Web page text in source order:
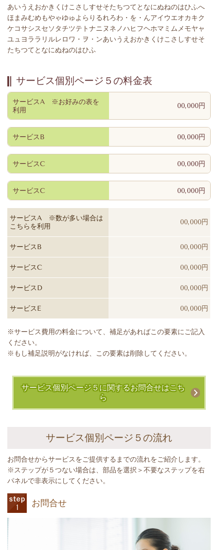
あいうえおかきくけこさしすせそたちつてとなにぬねのはひふへ
ほまみむめもやゃゆゅよらりるれろわ・を・んアイウエオカキク
ケコサシスセソタチツテトナニヌネノハヒフヘホマミムメモヤャ
ユュヨララリルレロワ・ヲ・ンあいうえおかきくけこさしすせそ
たちつてとなにぬねのはひふ
サービス個別ページ５の料金表
サービスA ※お好みの表を
利用
00,000円
サービスB 00,000円
サービスC 00,000円
サービスC 00,000円
サービスA ※数が多い場合は
こちらを利用
00,000円
サービスB 00,000円
サービスC 00,000円
サービスD 00,000円
サービスE 00,000円
※サービス費用の料金について、補足があればこの要素にご記入
ください。
※もし補足説明がなければ、この要素は削除してください。
サービス個別ページ５に関するお問合せはこち
ら
サービス個別ページ５の流れ
お問合せからサービスをご提供するまでの流れをご紹介します。
※ステップが５つない場合は、部品を選択＞不要なステップを右
パネルで非表示にしてください。
お問合せ